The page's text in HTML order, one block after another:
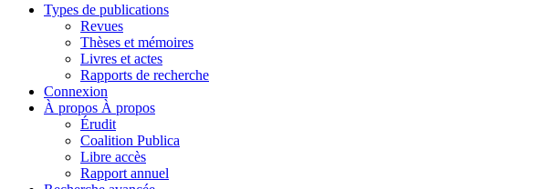
Types de publications
Revues
Thèses et mémoires
Livres et actes
Rapports de recherche
Connexion
À propos À propos
Érudit
Coalition Publica
Libre accès
Rapport annuel